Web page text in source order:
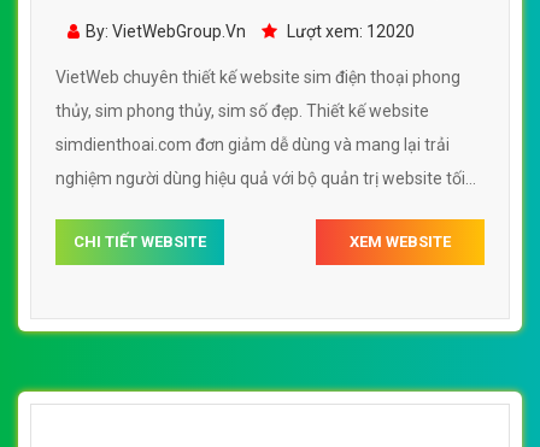
SimDienThoai.Com đẹp SEO tốt
By: VietWebGroup.Vn Lượt xem: 12020
VietWeb chuyên thiết kế website sim điện thoại phong
thủy, sim phong thủy, sim số đẹp. Thiết kế website
simdienthoai.com đơn giảm dễ dùng và mang lại trải
nghiệm người dùng hiệu quả với bộ quản trị website tối
CHI TIẾT WEBSITE XEM WEBSITE